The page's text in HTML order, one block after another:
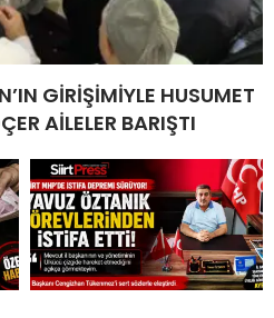
GİRİŞİMİYLE HUSUMET
AİLELER BARIŞTI